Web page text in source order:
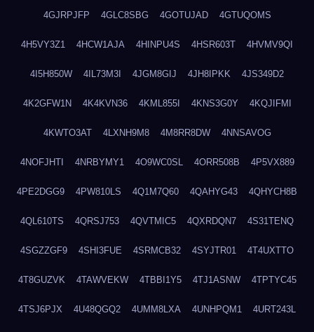
4GJRPJFP 4GLC8SBG 4GOTUJAD 4GTUQOMS
4H5VY3Z1 4HCW1AJA 4HINPU4S 4HSR603T 4HVMV9QI
4I5H850W 4IL73M3I 4JGM8GIJ 4JH8IPKK 4JS349D2
4K2GFW1N 4K4KVN36 4KML855I 4KNS3G0Y 4KQJIFMI
4KWTO3AT 4LXNH9M8 4M8RR8DW 4NNSAVOG
4NOFJHTI 4NRBYMY1 4O9WC0SL 4ORR508B 4P5VX889
4PE2DGG9 4PW810LS 4Q1M7Q60 4QAHYG43 4QHYCH8B
4QL610TS 4QRSJ753 4QVTMIC5 4QXRDQN7 4S31TENQ
4SGZZGF9 4SHI3FUE 4SRMCB32 4SYJTR01 4T4UXTTO
4T8GUZVK 4TAWVEKW 4TBBI1Y5 4TJ1ASNW 4TPTYC45
4TSJ6PJX 4U48QGQ2 4UMM8LXA 4UNHPQM1 4URT243L